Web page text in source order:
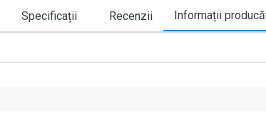
Specificații Recenzii Informații